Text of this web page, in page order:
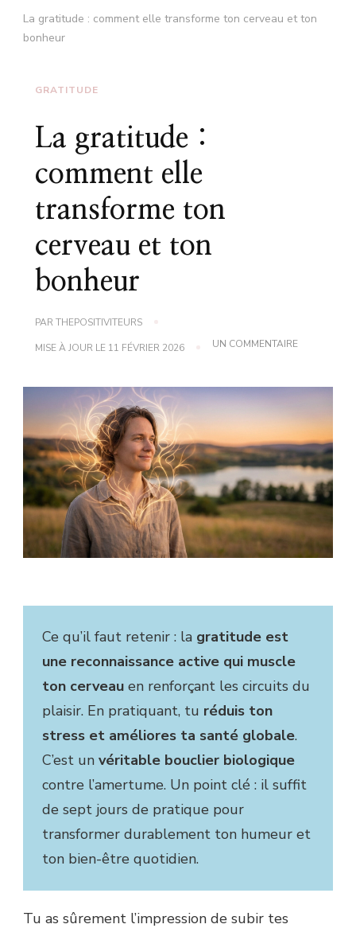
La gratitude : comment elle transforme ton cerveau et ton
bonheur
GRATITUDE
La gratitude :
comment elle
transforme ton
cerveau et ton
bonheur
PARTHEPOSITIVITEURS
MISE À JOUR LE 11 FÉVRIER 2026 UN COMMENTAIRESUR
TON
CERVEAU
ET
TON
BONHEUR
Ce qu’il faut retenir : la gratitude est
une reconnaissance active qui muscle
ton cerveau en renforçant les circuits du
plaisir. En pratiquant, tu réduis ton
stress et améliores ta santé globale.
C’est un véritable bouclier biologique
contre l’amertume. Un point clé : il suffit
de sept jours de pratique pour
transformer durablement ton humeur et
ton bien-être quotidien.
Tu as sûrement l’impression de subir tes